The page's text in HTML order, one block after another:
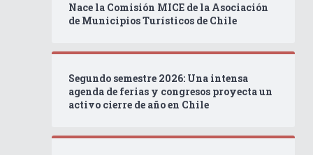
Nace la Comisión MICE de la Asociación
de Municipios Turísticos de Chile
Segundo semestre 2026: Una intensa
agenda de ferias y congresos proyecta un
activo cierre de año en Chile